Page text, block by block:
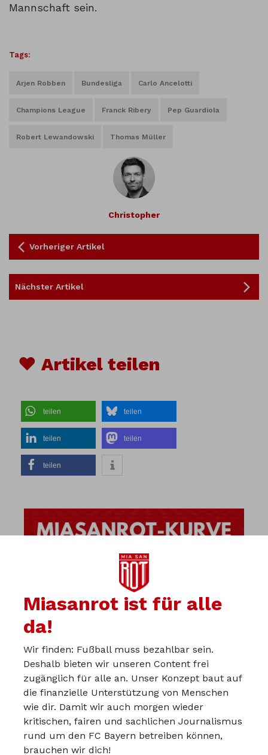
Mannschaft sein.
Tags:
Arjen Robben Bundesliga Carlo Ancelotti
Champions League Franck Ribery Pep Guardiola
Robert Lewandowski Thomas Müller
Christopher
Vorheriger Artikel
Nächster Artikel
♥ Artikel teilen
teilen teilen
teilen teilen
teilen
Über uns
Werbepartner werden
Miasanrot ist für alle
da!
Wir finden: Fußball muss bezahlbar sein.
Deshalb bieten wir unseren Content frei
zugänglich für alle an. Unser Konzept baut auf
die finanzielle Unterstützung von Menschen
wie dir. Damit wir auch morgen wieder
kritischen, fairen und sachlichen Journalismus
rund um den FC Bayern betreiben können,
brauchen wir dich!